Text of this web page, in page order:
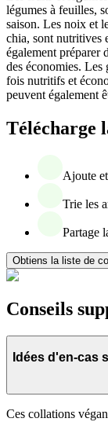
légumes à feuilles,
saison. Les noix et
chia, sont nutritives
également préparer
des économies. Les
fois nutritifs et
peuvent également
Télécharge
Ajoute
Trie les
Partage
Obtiens la liste de
Conseils
Idées d'en-cas
Ces collations